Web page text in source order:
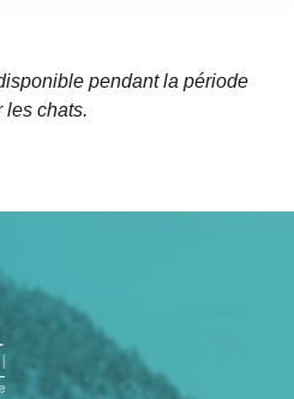
pendant la période
les chats.